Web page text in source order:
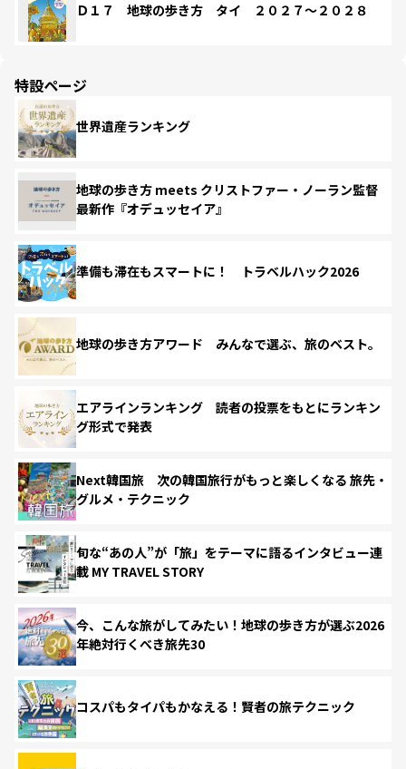
Ｄ１７ 地球の歩き方 タイ ２０２７～２０２８
特設ページ
世界遺産ランキング
地球の歩き方 meets クリストファー・ノーラン監督
最新作『オデュッセイア』
準備も滞在もスマートに！ トラベルハック2026
地球の歩き方アワード みんなで選ぶ、旅のベスト。
エアラインランキング 読者の投票をもとにランキン
グ形式で発表
Next韓国旅 次の韓国旅行がもっと楽しくなる 旅先・
グルメ・テクニック
旬な“あの人”が「旅」をテーマに語るインタビュー連
載 MY TRAVEL STORY
今、こんな旅がしてみたい！地球の歩き方が選ぶ2026
年絶対行くべき旅先30
コスパもタイパもかなえる！賢者の旅テクニック